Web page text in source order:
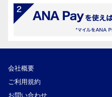
会社概要
ご利用規約
お問い合わせ